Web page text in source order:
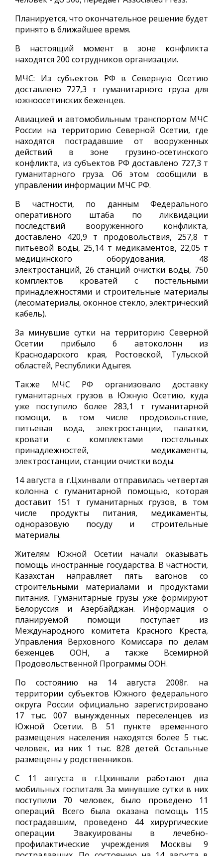
Планируется, что окончательное решение будет
принято в ближайшее время.
В настоящий момент в зоне конфликта
находятся 200 сотрудников организации.
МЧС: Из субъектов РФ в Северную Осетию
доставлено 727,3 т гуманитарного груза для
южноосетинских беженцев.
Авиацией и автомобильным транспортом МЧС
России на территорию Северной Осетии, где
находятся пострадавшие от вооруженных
действий в зоне грузино-осетинского
конфликта, из субъектов РФ доставлено 727,3 т
гуманитарного груза. Об этом сообщили в
управлении информации МЧС РФ.
В частности, по данным Федерального
оперативного штаба по ликвидации
последствий вооруженного конфликта,
доставлено 420,9 т продовольствия, 257,8 т
питьевой воды, 25,14 т медикаментов, 22,05 т
медицинского оборудования, 48
электростанций, 26 станций очистки воды, 750
комплектов кроватей с постельными
принадлежностями и строительные материалы
(лесоматериалы, оконное стекло, электрический
кабель).
За минувшие сутки на территорию Северной
Осетии прибыло 6 автоколонн из
Краснодарского края, Ростовской, Тульской
областей, Республики Адыгея.
Также МЧС РФ организовало доставку
гуманитарных грузов в Южную Осетию, куда
уже поступило более 283,1 т гуманитарной
помощи, в том числе продовольствие,
питьевая вода, электростанции, палатки,
кровати с комплектами постельных
принадлежностей, медикаменты,
электростанции, станции очистки воды.
14 августа в г.Цхинвали отправилась четвертая
колонна с гуманитарной помощью, которая
доставит 151 т гуманитарных грузов, в том
числе продукты питания, медикаменты,
одноразовую посуду и строительные
материалы.
Жителям Южной Осетии начали оказывать
помощь иностранные государства. В частности,
Казахстан направляет пять вагонов со
строительными материалами и продуктами
питания. Гуманитарные грузы уже формируют
Белоруссия и Азербайджан. Информация о
планируемой помощи поступает из
Международного комитета Красного Креста,
Управления Верховного Комиссара по делам
беженцев ООН, а также Всемирной
Продовольственной Программы ООН.
По состоянию на 14 августа 2008г. на
территории субъектов Южного федерального
округа России официально зарегистрировано
17 тыс. 007 вынужденных переселенцев из
Южной Осетии. В 51 пункте временного
размещения населения находятся более 5 тыс.
человек, из них 1 тыс. 828 детей. Остальные
размещены у родственников.
С 11 августа в г.Цхинвали работают два
мобильных госпиталя. За минувшие сутки в них
поступили 70 человек, было проведено 11
операций. Всего была оказана помощь 115
пострадавшим, проведено 44 хирургические
операции. Эвакуированы в лечебно-
профилактические учреждения Москвы 9